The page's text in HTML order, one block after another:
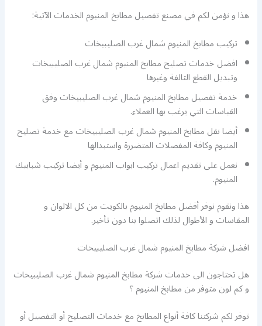
هذا و نؤمن لكم في مصنع تفصيل مطابخ المنيوم الخدمات الآتية:
تركيب مطابخ المنيوم شمال غرب الصليبيخات
افضل خدمات تصليح مطابخ المنيوم شمال غرب الصليبيخات
وتبديل القطع التالفة وغيرها
خدمة تفصيل مطابخ المنيوم شمال غرب الصليبيخات وفق
القياسات التي يرغب بها العملاء.
أيضا نقل مطابخ المنيوم شمال غرب الصليبيخات مع خدمة تصليح
المنيوم وكافة المفصلات المتضررة واستبدالها
نعمل على تقديم اعمال تركيب ابواب المنيوم و أيضا تركيب شبابيك
المنيوم.
هذا ونقوم نوفر أفضل مطابخ المنيوم بالكويت من كل الالوان و
المقاسات و الأطوال لذلك اتصلوا بنا دون تأخير.
افضل شركة مطابخ المنيوم شمال غرب الصليبيخات
هل تحتاجون الى خدمات شركة مطابخ المنيوم شمال غرب الصليبيخات
و كم لون متوفر من مطابخ المنيوم ؟
توفر لكم شركتنا كافة أنواع المطابخ مع خدمات التصليح أو التفصيل أو